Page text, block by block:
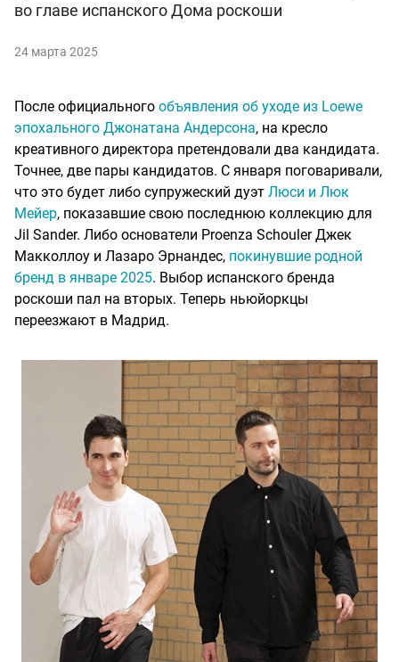
во главе испанского Дома роскоши
24 марта 2025
После официального объявления об уходе из Loewe
эпохального Джонатана Андерсона, на кресло
креативного директора претендовали два кандидата.
Точнее, две пары кандидатов. С января поговаривали,
что это будет либо супружеский дуэт Люси и Люк
Мейер, показавшие свою последнюю коллекцию для
Jil Sander. Либо основатели Proenza Schouler Джек
Макколлоу и Лазаро Эрнандес, покинувшие родной
бренд в январе 2025. Выбор испанского бренда
роскоши пал на вторых. Теперь ньюйоркцы
переезжают в Мадрид.